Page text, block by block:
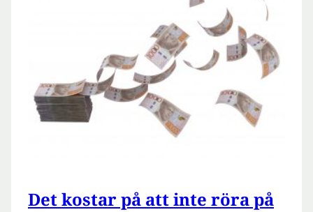
Det kostar på att inte röra på